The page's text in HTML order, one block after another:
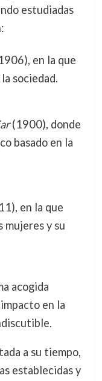
estudiadas
en la que
sociedad.
(1900), donde
basado en la
en la que
mujeres y su
acogida
en la
a su tiempo,
establecidas y